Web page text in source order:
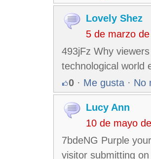
Lovely Shez
5 de marzo
493jFz Why
technological world
0 · Me gusta · No
Lucy Ann
10 de mayo
7bdeNG Purple
visitor submitting